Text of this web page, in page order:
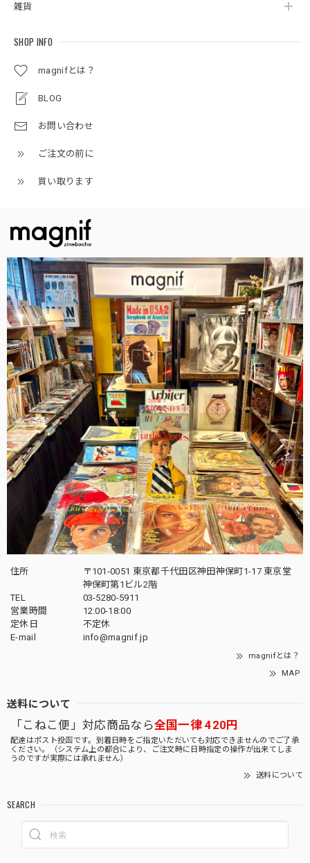
雑貨
SHOP INFO
magnifとは？
BLOG
お問い合わせ
ご注文の前に
買い取ります
住所
〒101-0051 東京都千代田区神田神保町1-17 東京堂
神保町第1ビル2階
TEL
03-5280-5911
営業時間
12:00-18:00
定休日
不定休
E-mail
info@magnif.jp
magnifとは？
MAP
送料について
「こねこ便」対応商品なら全国一律 420円
配達はポスト投函です。到着日時をご指定いただいても対応できませんのでご了承
ください。（システム上の都合により、ご注文時に日時指定の操作が出来てしま
うのですが実際には承れません）
送料について
SEARCH